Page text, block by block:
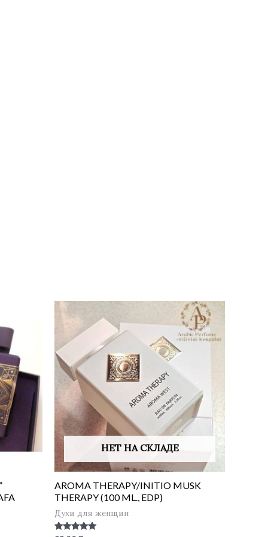
НЕТ НА СКЛАДЕ
AROMA THERAPY/INITIO MUSK
THERAPY (100 ML., EDP)
Духи для женщин